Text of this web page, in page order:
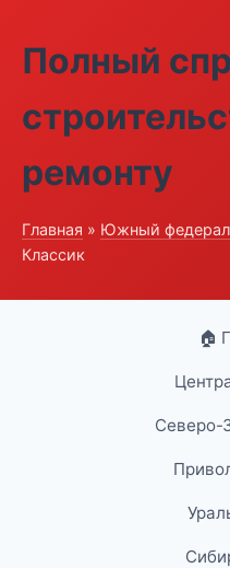
Полный
ремонту
Главная » Южный
Классик
🏠
Северо-